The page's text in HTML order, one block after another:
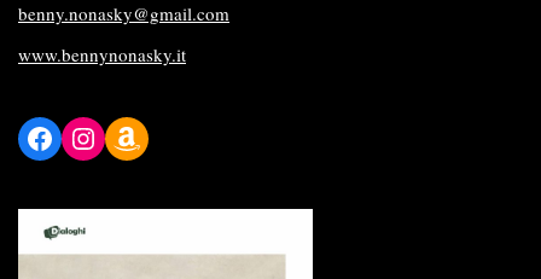
benny.nonasky@gmail.com
www.bennynonasky.it